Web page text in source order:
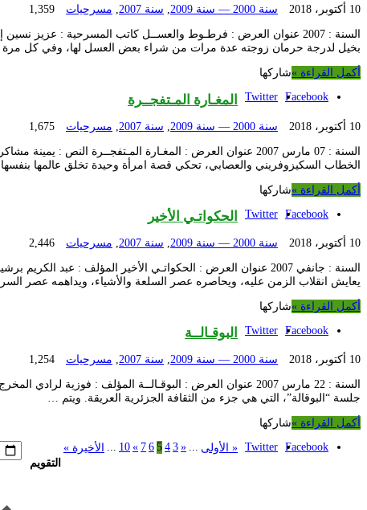
10 أكتوبر، 2018 سنة 2000 — سنة 2009 , سنة 2007 , مسرحيات 1,359
السنة : 2007 عنوان العرض : فرطـوط والعســل كاتب المسرحية
بخيل لدرجة حرمان زوجته عدة مرات من شراء بعض العسل لها، وفي كل
أكمل القراءة »شاركها
Facebook
Twitter المغـارة المـتفجــرة
10 أكتوبر، 2018 سنة 2000 — سنة 2009 سنة 2007 مسرحيات 1,675
السنة : 07 مارس 2007 عنوان العرض : المغـارة
الخطاب السكيزوفريني والعصابي، تحكي قصة امرأة وحيدة تخلق عالمها
أكمل القراءة »شاركها
Facebook
Twitter الحكواتـي الأخير
10 أكتوبر، 2018 سنة 2000 — سنة 2009 سنة 2007 مسرحيات 2,446
السنة : جانفي 2007 عنوان العرض : الحكواتـي الأخير
يعايش انقلاب الزمن عليه، ويحاصره عصر السلعة والأشياء، ويداهمه عصر
أكمل القراءة »شاركها
Facebook
Twitter البوقـالــة
10 أكتوبر، 2018 سنة 2000 — سنة 2009 , سنة 2007 , مسرحيات 1,254
السنة : 22 مارس 2007 عنوان العرض : البوقـالــة المؤلف :
جلسة “البوقالة”، التي هي جزء من الثقافة الجزئرية العريقة. ويتم …
أكمل القراءة »شاركها
Facebook
Twitter « الأولى ...
«
3
4
5
6
7
»
10
... الأخيرة »
التقويم